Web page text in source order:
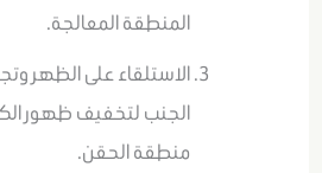
المنطقة المعالجة.
الاستلقاء على الظهر
الجنب لتخفيف ظهور
منطقة الحقن.